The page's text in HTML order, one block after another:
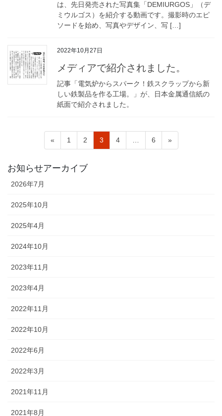
は、先日発売された写真集「DEMIURGOS」（デ
ミウルゴス）を紹介する動画です。撮影時のエピ
ソードを始め、写真やデザイン、写 […]
2022年10月27日
メディアで紹介されました。
記事「電気炉からスパーク！鉄スクラップから新
しい鉄製品を作る工場。」が、日本金属通信紙の
紙面で紹介されました。
の
ペ
ジ
送
«
ペ
ー
1
ペ
ー
ジ
2
ペ
ー
3
ペ
ー
4 …
ペ
ー
6 »
お知らせアーカイブ
2026年7月
2025年10月
2025年4月
2024年10月
2023年11月
2023年4月
2022年11月
2022年10月
2022年6月
2022年3月
2021年11月
2021年8月